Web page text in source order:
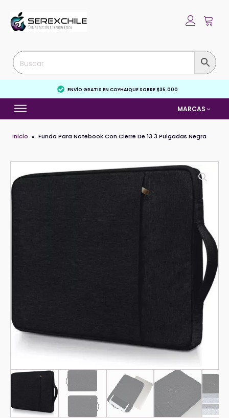
ENVÍO GRATIS EN COYHAIQUE SOBRE $35.000
MARCAS
Inicio » Funda Para Notebook Con Cierre De 13.3 Pulgadas Negra